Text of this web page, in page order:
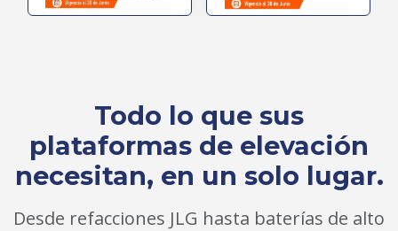
Todo lo que sus
plataformas de elevación
necesitan, en un solo lugar.
Desde refacciones JLG hasta baterías de alto